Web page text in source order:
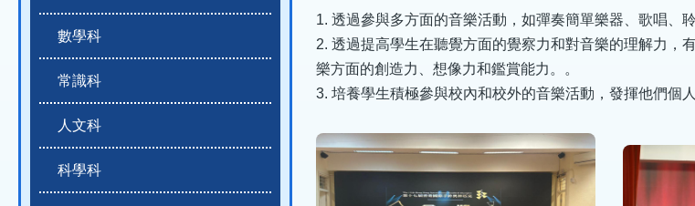
1. 透過參與多方面的音樂活動，如彈奏簡單樂器、歌唱、
2. 透過提高學生在聽覺方面的覺察力和對音樂的理解力，
樂方面的創造力、想像力和鑑賞能力。。
3. 培養學生積極參與校內和校外的音樂活動，發揮他們個
數學科
常識科
人文科
科學科